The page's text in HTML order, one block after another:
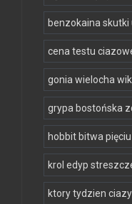
benzokaina skutki
cena testu
gonia wielocha
grypa bostońska
hobbit bitwa
krol edyp
ktory tydzien